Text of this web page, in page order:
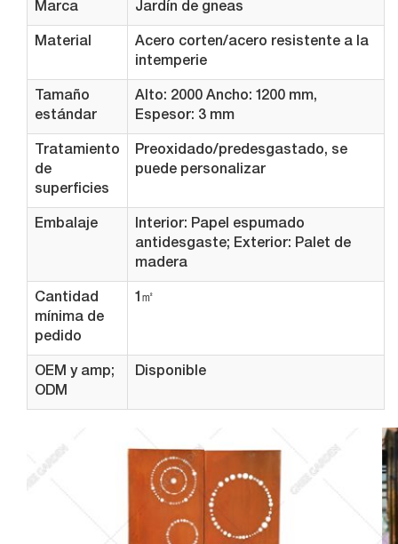
Marca Jardín de gneas
Material
Acero corten/acero resistente a la
intemperie
Tamaño
estándar
Alto: 2000 Ancho: 1200 mm,
Espesor: 3 mm
Tratamiento
de
superficies
Preoxidado/predesgastado, se
puede personalizar
Embalaje
Interior: Papel espumado
antidesgaste; Exterior: Palet de
madera
Cantidad
mínima de
pedido
1㎡
OEM y amp;
ODM
Disponible